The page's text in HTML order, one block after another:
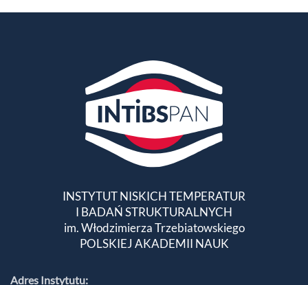
INSTYTUT NISKICH TEMPERATUR
I BADAŃ STRUKTURALNYCH
im. Włodzimierza Trzebiatowskiego
POLSKIEJ AKADEMII NAUK
Adres Instytutu: